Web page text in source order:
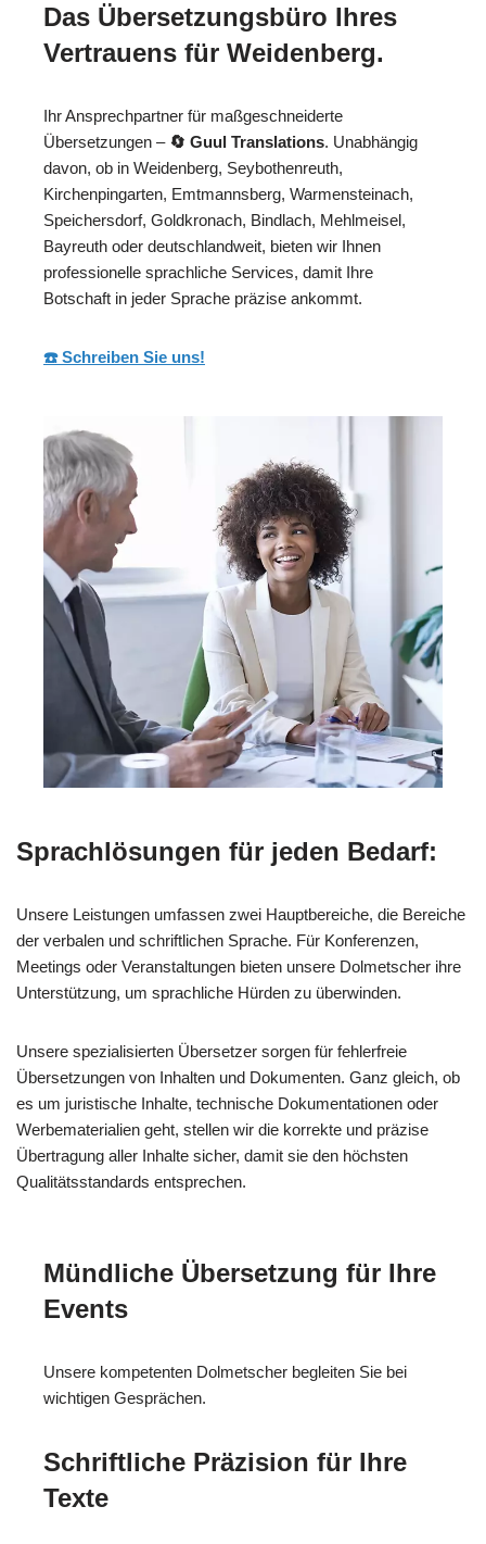
Das Übersetzungsbüro Ihres
Vertrauens für Weidenberg.
Ihr Ansprechpartner für maßgeschneiderte
Übersetzungen – 🔄 Guul Translations. Unabhängig
davon, ob in Weidenberg, Seybothenreuth,
Kirchenpingarten, Emtmannsberg, Warmensteinach,
Speichersdorf, Goldkronach, Bindlach, Mehlmeisel,
Bayreuth oder deutschlandweit, bieten wir Ihnen
professionelle sprachliche Services, damit Ihre
Botschaft in jeder Sprache präzise ankommt.
☎️ Schreiben Sie uns!
Sprachlösungen für jeden Bedarf:
Unsere Leistungen umfassen zwei Hauptbereiche, die Bereiche
der verbalen und schriftlichen Sprache. Für Konferenzen,
Meetings oder Veranstaltungen bieten unsere Dolmetscher ihre
Unterstützung, um sprachliche Hürden zu überwinden.
Unsere spezialisierten Übersetzer sorgen für fehlerfreie
Übersetzungen von Inhalten und Dokumenten. Ganz gleich, ob
es um juristische Inhalte, technische Dokumentationen oder
Werbematerialien geht, stellen wir die korrekte und präzise
Übertragung aller Inhalte sicher, damit sie den höchsten
Qualitätsstandards entsprechen.
Mündliche Übersetzung für Ihre
Events
Unsere kompetenten Dolmetscher begleiten Sie bei
wichtigen Gesprächen.
Schriftliche Präzision für Ihre
Texte